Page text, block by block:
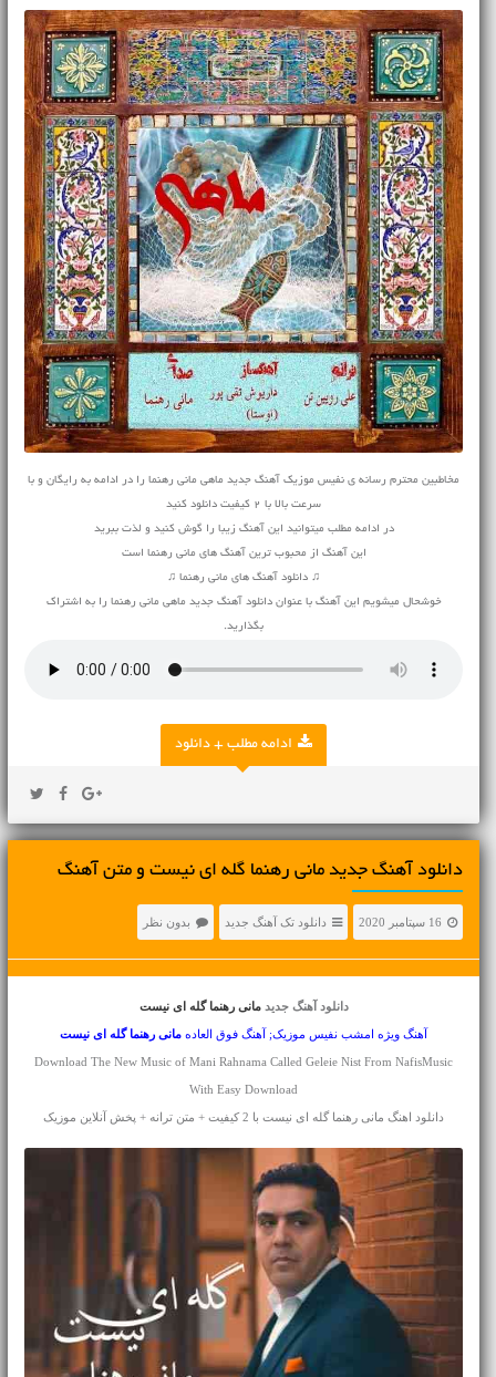
مخاطبین محترم رسانه ی نفیس موزیک آهنگ جدید ماهی مانی رهنما را در ادامه به رایگان و با
سرعت بالا با 2 کیفیت دانلود کنید
در ادامه مطلب میتوانید این آهنگ زیبا را گوش کنید و لذت ببرید
این آهنگ از محبوب ترین آهنگ های مانی رهنما است
♫ دانلود آهنگ های مانی رهنما ♫
خوشحال میشویم این آهنگ با عنوان دانلود آهنگ جدید ماهی مانی رهنما را به اشتراک
بگذارید.
ادامه مطلب + دانلود
دانلود آهنگ جديد مانی رهنما گله ای نیست و متن آهنگ
16 سپتامبر 2020 دانلود تک آهنگ جدید بدون نظر
دانلود آهنگ جدید مانی رهنما گله ای نیست
آهنگ ویژه امشب نفیس موزیک; آهنگ فوق العاده مانی رهنما گله ای نیست
Download The New Music of Mani Rahnama Called Geleie Nist From NafisMusic
With Easy Download
دانلود اهنگ مانی رهنما گله ای نیست با 2 کیفیت + متن ترانه + پخش آنلاین موزیک